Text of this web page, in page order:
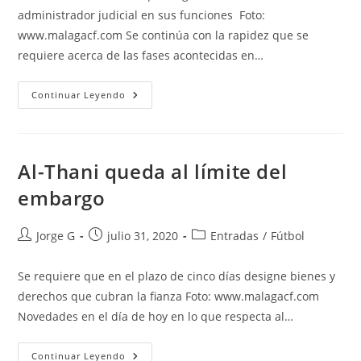
entrada:
entrada:
entrada:
administrador judicial en sus funciones Foto:
www.malagacf.com Se continúa con la rapidez que se
requiere acerca de las fases acontecidas en…
Continuar Leyendo La
Jueza
Thani
Al-Thani queda al límite del
embargo
Autor
la
entrada:
Jorge G
Publicación
entrada:
julio 31, 2020
Categoría
la
entrada:
Entradas / Fútbol
Se requiere que en el plazo de cinco días designe bienes y
derechos que cubran la fianza Foto: www.malagacf.com
Novedades en el día de hoy en lo que respecta al…
Continuar Leyendo Al-